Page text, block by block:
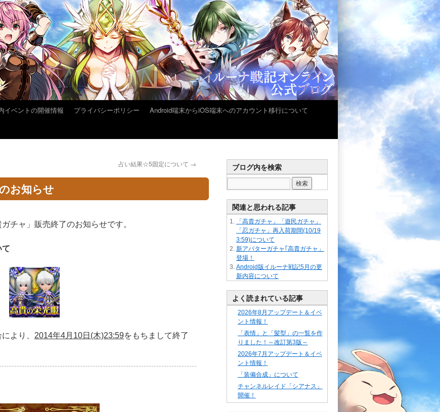
イベントの開催情報 プライバシーポリシー
Android端末からiOS端末へのアカウント移行について
占い結果☆5固定について →
お知らせ
チャ」販売終了のお知らせです。
て
より、 2014年4月10日(木)23:59をもちまして終了
ブログ内を検索
関連と思われる記事
「高貴ガチャ」「遊民ガチャ」
「忍ガチャ」再入荷期間(10/19
3:59)について
新アバターガチャ｢高貴ガチャ」
登場！
Android版イルーナ戦記5月の更
新内容について
よく読まれている記事
2026年8月アップデート＆イベ
ント情報！
「表情」と「髪型」の一覧を作
りました！～改訂第3版～
2026年7月アップデート＆イベ
ント情報！
「装備合成」について
チャンネルレイド「シアナス」
開催！